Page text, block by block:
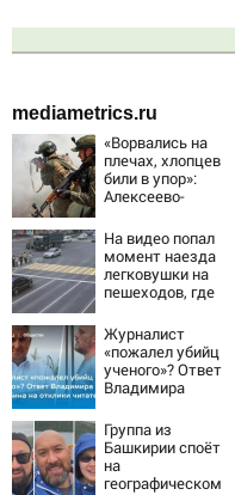
mediametrics.ru
«Ворвались на
плечах, хлопцев
били в упор»:
Алексеево-
могильником для
«птах Мадьяра»
На видео попал
момент наезда
легковушки на
пешеходов, где
минимум восемь
человек
06/08/2026 –
Новости
Журналист
«пожалел убийц
ученого»? Ответ
Владимира
отклики
читателей
Группа из
Башкирии споёт
на
географическом